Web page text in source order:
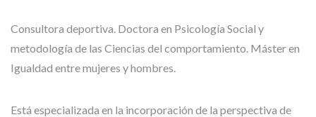
Consultora deportiva. Doctora en Psicología Social y
metodología de las Ciencias del comportamiento. Máster en
Igualdad entre mujeres y hombres.
Está especializada en la incorporación de la perspectiva de